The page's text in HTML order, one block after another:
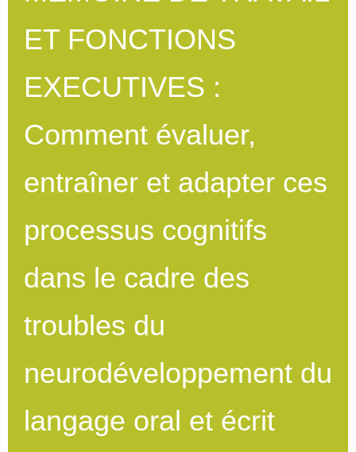
ET FONCTIONS
EXECUTIVES :
Comment évaluer,
entraîner et adapter ces
processus cognitifs
dans le cadre des
troubles du
neurodéveloppement du
langage oral et écrit